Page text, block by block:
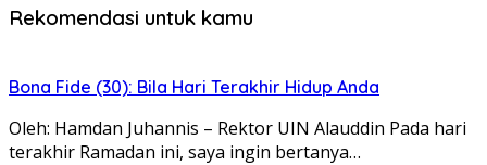
Rekomendasi untuk kamu
Bona Fide (30): Bila Hari Terakhir Hidup Anda
Oleh: Hamdan Juhannis – Rektor UIN Alauddin Pada hari
terakhir Ramadan ini, saya ingin bertanya…